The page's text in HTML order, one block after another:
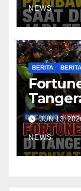
NEWS
BERITA
JUN 13,
NEWS